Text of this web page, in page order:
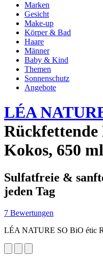
Marken
Gesicht
Make-up
Körper & Bad
Haare
Männer
Baby & Kind
Themen
Sonnenschutz
Angebote
LÉA
Rückfettende
Kokos, 650 ml
Sulfatfreie &
jeden Tag
7 Bewertungen
LÉA NATURE SO BiO étic